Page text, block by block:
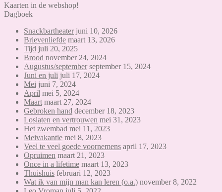
Kaarten in de webshop!
Dagboek
Snackbartheater juni 10, 2026
Brievenliefde maart 13, 2026
Tijd juli 20, 2025
Brood november 24, 2024
Augustus/september september 15, 2024
Juni en juli juli 17, 2024
Mei juni 7, 2024
April mei 5, 2024
Maart maart 27, 2024
Gebroken hand december 18, 2023
Loslaten en vertrouwen mei 31, 2023
Het zwembad mei 11, 2023
Meivakantie mei 8, 2023
Veel te veel goede voornemens april 17, 2023
Opruimen maart 21, 2023
Once in a lifetime maart 13, 2023
Thuishuis februari 12, 2023
Wat ik van mijn man kan leren (o.a.) november 8, 2022